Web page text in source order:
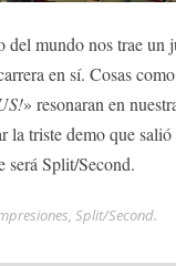
mundo nos trae un
en sí. Cosas
» resonaran en
triste demo que
será Split/Second.
, Split/Second.